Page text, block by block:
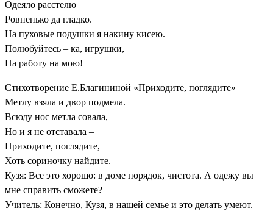
Одеяло расстелю
Ровненько да гладко.
На пуховые подушки я накину кисею.
Полюбуйтесь – ка, игрушки,
На работу на мою!
Стихотворение Е.Благининой «Приходите, поглядите»
Метлу взяла и двор подмела.
Всюду нос метла совала,
Но и я не отставала –
Приходите, поглядите,
Хоть сориночку найдите.
Кузя: Все это хорошо: в доме порядок, чистота. А одежу вы
мне справить сможете?
Учитель: Конечно, Кузя, в нашей семье и это делать умеют.